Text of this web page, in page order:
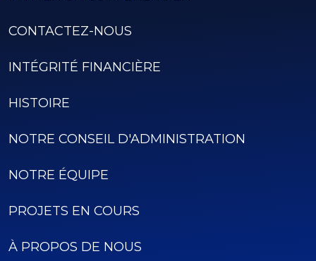
CONTACTEZ-NOUS
INTÉGRITÉ FINANCIÈRE
HISTOIRE
NOTRE CONSEIL D'ADMINISTRATION
NOTRE ÉQUIPE
PROJETS EN COURS
À PROPOS DE NOUS